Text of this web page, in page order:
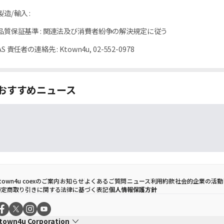
造/輸入 :
質保証基準: 関連法及び消費者紛争の解決規定に従う
責任者の連絡先: Ktown4u, 02-552-0978
すすめニュース
coexのご案内お知らせよくあるご質問ニュース利用約款社会的企業の活動
商取り引きに関する法律に基づく表記個人情報保護方針
Corporation